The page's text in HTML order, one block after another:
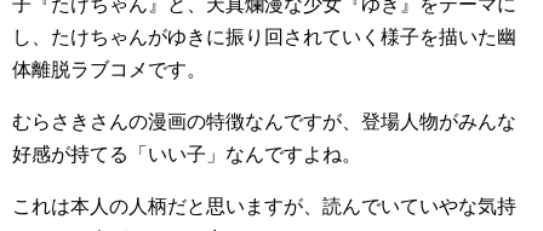
子『たけちゃん』と、天真爛漫な少女『ゆき』をテーマに
し、たけちゃんがゆきに振り回されていく様子を描いた幽
体離脱ラブコメです。
むらさきさんの漫画の特徴なんですが、登場人物がみんな
好感が持てる「いい子」なんですよね。
これは本人の人柄だと思いますが、読んでいていやな気持